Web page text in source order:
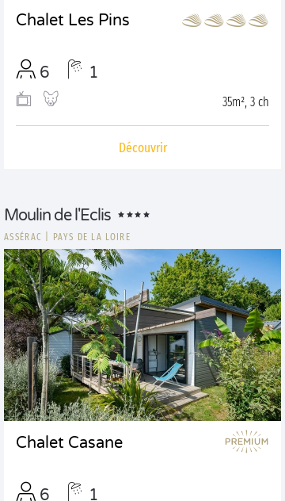
Chalet Les Pins
6 1
35m², 3 ch
Découvrir
Moulin de l'Eclis
ASSÉRAC PAYS DE LA LOIRE
Chalet Casane
6 1